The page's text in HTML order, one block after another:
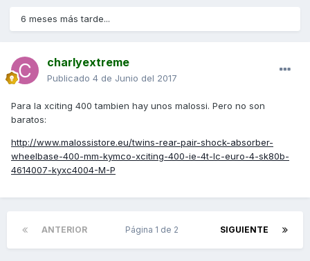
6 meses más tarde...
charlyextreme
Publicado 4 de Junio del 2017
Para la xciting 400 tambien hay unos malossi. Pero no son
baratos:
http://www.malossistore.eu/twins-rear-pair-shock-absorber-
wheelbase-400-mm-kymco-xciting-400-ie-4t-lc-euro-4-sk80b-
4614007-kyxc4004-M-P
ANTERIOR SIGUIENTE
Página 1 de 2